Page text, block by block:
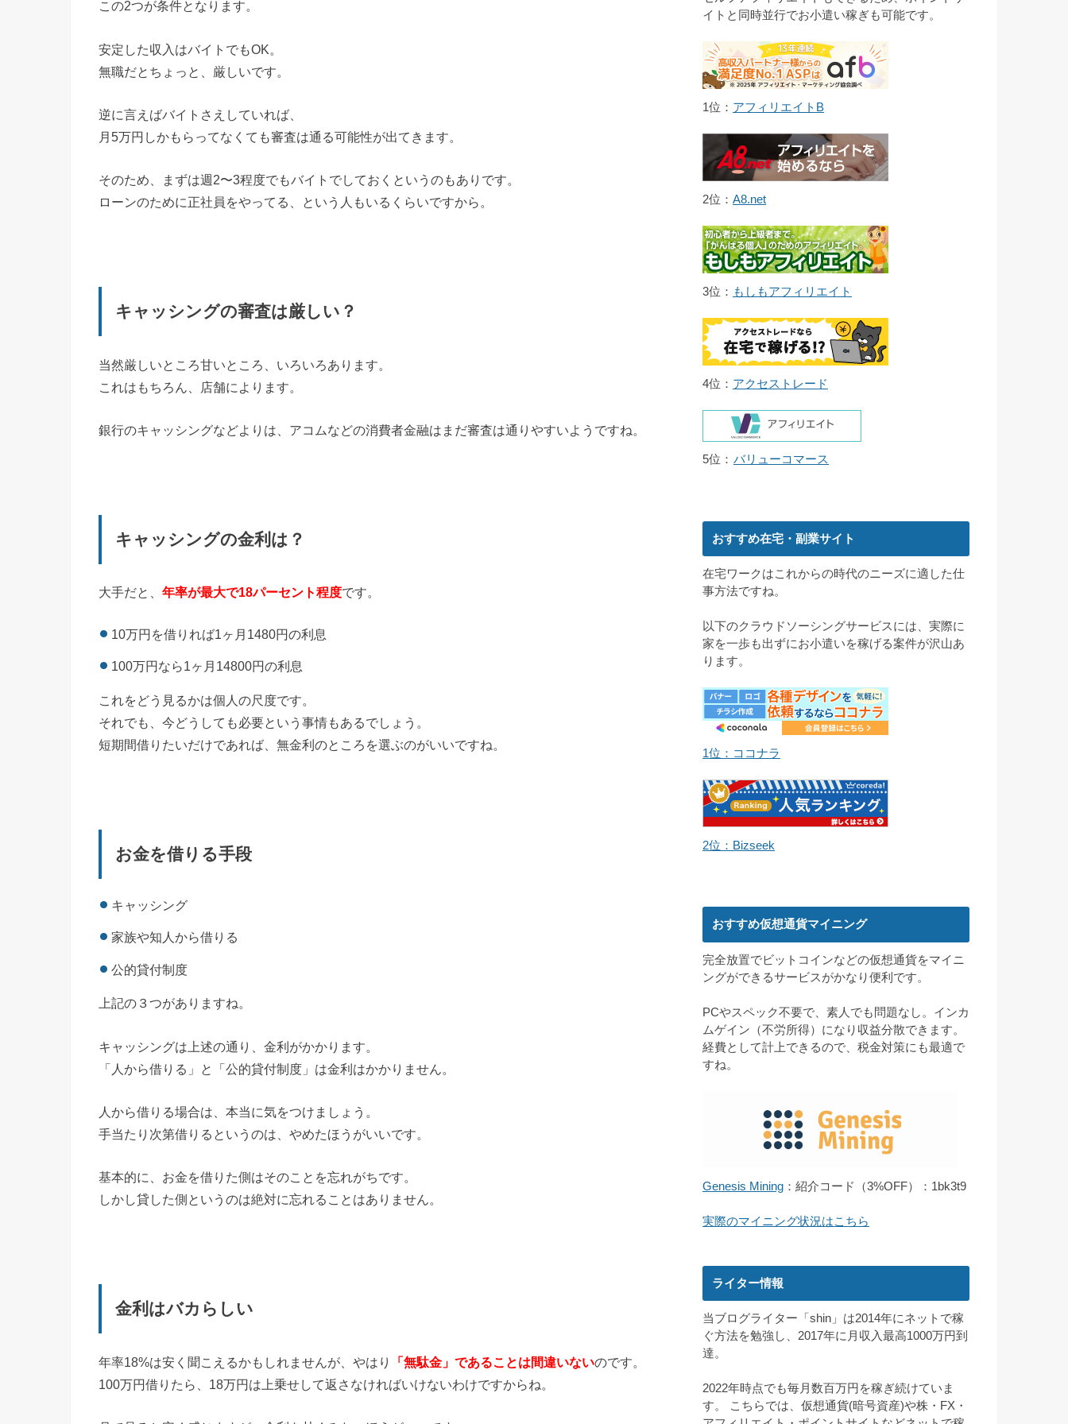
この2つが条件となります。
安定した収入はバイトでもOK。
無職だとちょっと、厳しいです。
逆に言えばバイトさえしていれば、
月5万円しかもらってなくても審査は通る可能性が出てきます。
そのため、まずは週2〜3程度でもバイトでしておくというのもありです。
ローンのために正社員をやってる、という人もいるくらいですから。
キャッシングの審査は厳しい？
当然厳しいところ甘いところ、いろいろあります。
これはもちろん、店舗によります。
銀行のキャッシングなどよりは、アコムなどの消費者金融はまだ審査は通りやすいようですね。
キャッシングの金利は？
大手だと、 年率が最大で18パーセント程度です。
10万円を借りれば1ヶ月1480円の利息
100万円なら1ヶ月14800円の利息
これをどう見るかは個人の尺度です。
それでも、今どうしても必要という事情もあるでしょう。
短期間借りたいだけであれば、無金利のところを選ぶのがいいですね。
お金を借りる手段
キャッシング
家族や知人から借りる
公的貸付制度
上記の３つがありますね。
キャッシングは上述の通り、金利がかかります。
「人から借りる」と「公的貸付制度」は金利はかかりません。
人から借りる場合は、本当に気をつけましょう。
手当たり次第借りるというのは、やめたほうがいいです。
基本的に、お金を借りた側はそのことを忘れがちです。
しかし貸した側というのは絶対に忘れることはありません。
金利はバカらしい
年率18%は安く聞こえるかもしれませんが、やはり 「無駄金」であることは間違いないのです。
100万円借りたら、18万円は上乗せして返さなければいけないわけですからね。
イトと同時並行でお小遣い稼ぎも可能です。
1位： アフィリエイトB
2位： A8.net
3位： もしもアフィリエイト
4位： アクセストレード
5位： バリューコマース
おすすめ在宅・副業サイト
在宅ワークはこれからの時代のニーズに適した仕
事方法ですね。
以下のクラウドソーシングサービスには、実際に
家を一歩も出ずにお小遣いを稼げる案件が沢山あ
ります。
1位：ココナラ
2位：Bizseek
おすすめ仮想通貨マイニング
完全放置でビットコインなどの仮想通貨をマイニ
ングができるサービスがかなり便利です。
PCやスペック不要で、素人でも問題なし。インカ
ムゲイン（不労所得）になり収益分散できます。
経費として計上できるので、税金対策にも最適で
すね。
Genesis Mining ：紹介コード（3%OFF）：1bk3t9
実際のマイニング状況はこちら
ライター情報
当ブログライター「shin」は2014年にネットで稼
ぐ方法を勉強し、2017年に月収入最高1000万円到
達。
2022年時点でも毎月数百万円を稼ぎ続けていま
す。 こちらでは、仮想通貨(暗号資産)や株・FX・